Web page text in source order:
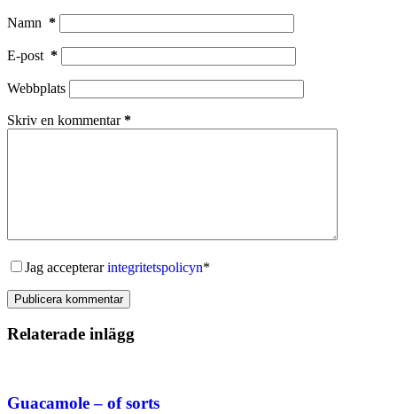
Namn *
E-post *
Webbplats
Skriv en kommentar*
Jag accepterarintegritetspolicyn*
Publicera kommentar
Relaterade inlägg
Guacamole – of sorts